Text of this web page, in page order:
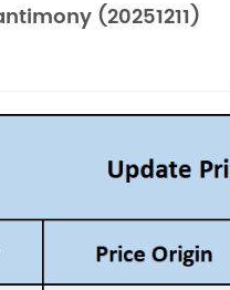
(20251211)